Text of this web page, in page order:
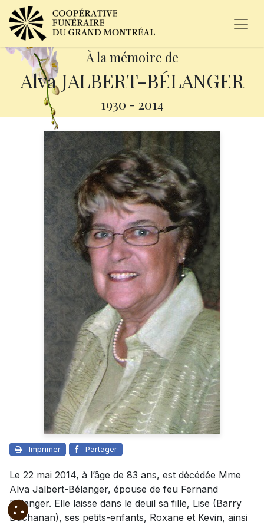
À la mémoire de
Alva JALBERT-BÉLANGER
1930 - 2014
Imprimer Partager
Le 22 mai 2014, à l’âge de 83 ans, est décédée Mme
Alva Jalbert-Bélanger, épouse de feu Fernand
Bélanger. Elle laisse dans le deuil sa fille, Lise (Barry
Buchanan), ses petits-enfants, Roxane et Kevin, ainsi